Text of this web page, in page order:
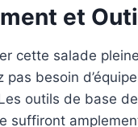
et
cette salade
pas besoin
outils de base
suffiront